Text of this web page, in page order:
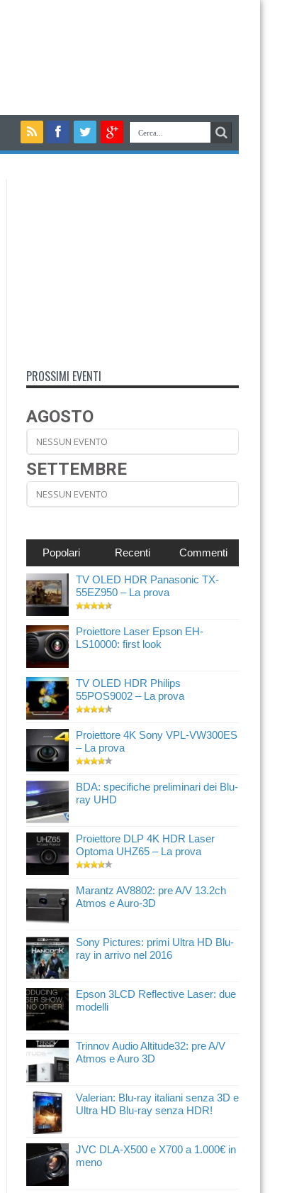
PROSSIMI EVENTI
AGOSTO
NESSUN EVENTO
SETTEMBRE
NESSUN EVENTO
Popolari Recenti Commenti
TV OLED HDR Panasonic TX-
55EZ950 – La prova
Proiettore Laser Epson EH-
LS10000: first look
TV OLED HDR Philips
55POS9002 – La prova
Proiettore 4K Sony VPL-VW300ES
– La prova
BDA: specifiche preliminari dei Blu-
ray UHD
Proiettore DLP 4K HDR Laser
Optoma UHZ65 – La prova
Marantz AV8802: pre A/V 13.2ch
Atmos e Auro-3D
Sony Pictures: primi Ultra HD Blu-
ray in arrivo nel 2016
Epson 3LCD Reflective Laser: due
modelli
Trinnov Audio Altitude32: pre A/V
Atmos e Auro 3D
Valerian: Blu-ray italiani senza 3D e
Ultra HD Blu-ray senza HDR!
JVC DLA-X500 e X700 a 1.000€ in
meno